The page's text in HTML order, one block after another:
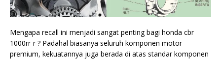
Mengapa recall ini menjadi sangat penting bagi honda cbr
1000rr-r ? Padahal biasanya seluruh komponen motor
premium, kekuatannya juga berada di atas standar komponen